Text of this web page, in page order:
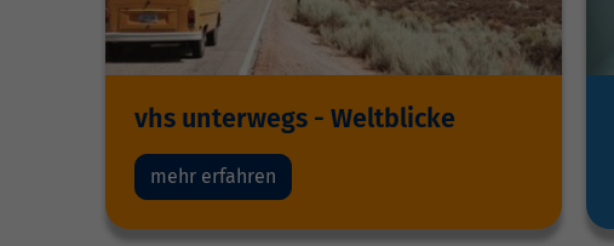
vhs unterwegs - Weltblicke
mehr erfahren